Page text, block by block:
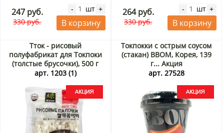
247 руб.
330 руб.
- шт +
В корзину
264 руб.
330 руб.
- шт +
В корзину
Тток - рисовый
полуфабрикат для Токпоки
(толстые брусочки), 500 г
Акция
арт. 1203 (1)
Токпокки с острым соусом
(стакан) BBOM, Корея, 139
г... Акция
арт. 27528